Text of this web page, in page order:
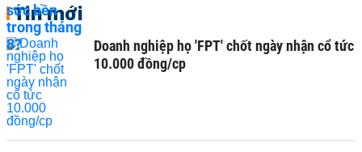
Tin mới
Doanh nghiệp họ 'FPT' chốt ngày nhận cổ tức
10.000 đồng/cp